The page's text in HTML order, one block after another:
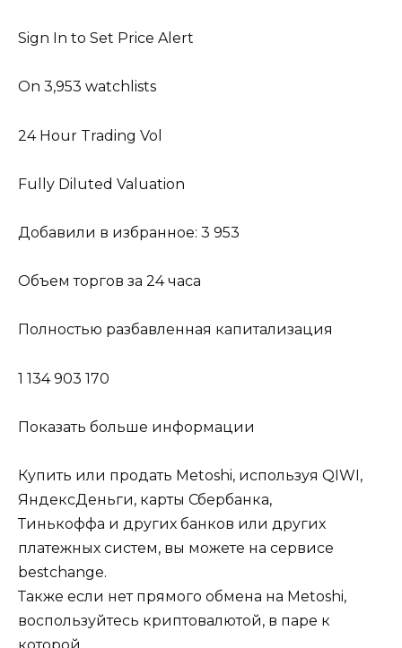
Sign In to Set Price Alert
On 3,953 watchlists
24 Hour Trading Vol
Fully Diluted Valuation
Добавили в избранное: 3 953
Объем торгов за 24 часа
Полностью разбавленная капитализация
1 134 903 170
Показать больше информации
Купить или продать Metoshi, используя QIWI,
ЯндексДеньги, карты Сбербанка,
Тинькоффа и других банков или других
платежных систем, вы можете на сервисе
bestchange.
Также если нет прямого обмена на Metoshi,
воспользуйтесь криптовалютой, в паре к